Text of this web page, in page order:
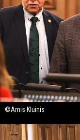
©Arnis Kluinis